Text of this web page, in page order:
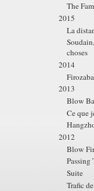
The
2015
La
choses
2014
2013
Blow
Ce que
2012
Blow
Passing
Suite
Trafic